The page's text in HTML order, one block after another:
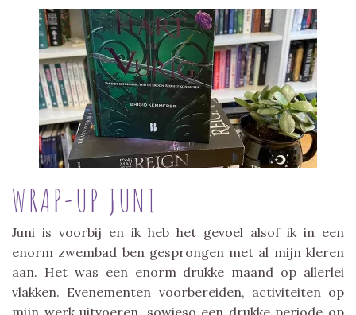
WRAP-UP JUNI
Juni is voorbij en ik heb het gevoel alsof ik in een
enorm zwembad ben gesprongen met al mijn kleren
aan. Het was een enorm drukke maand op allerlei
vlakken. Evenementen voorbereiden, activiteiten op
mijn werk uitvoeren, sowieso een drukke periode op